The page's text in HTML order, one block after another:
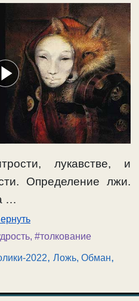
лукавстве, и
Определение лжи.
…
, #толкование
2022,Ложь, Обман,